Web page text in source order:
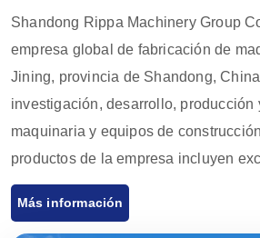
Shandong Rippa Machinery Group
empresa global de fabricación de
Jining, provincia de Shandong,
investigación, desarrollo, producción
maquinaria y equipos de
productos de la empresa incluyen
cargadores, carretillas elevadoras,
Más información